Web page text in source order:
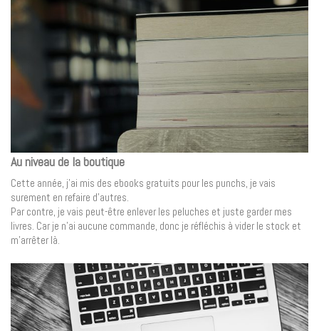
Au niveau de la boutique
Cette année, j’ai mis des ebooks gratuits pour les punchs, je vais
surement en refaire d’autres.
Par contre, je vais peut-être enlever les peluches et juste garder mes
livres. Car je n’ai aucune commande, donc je réfléchis à vider le stock et
m’arrêter là.